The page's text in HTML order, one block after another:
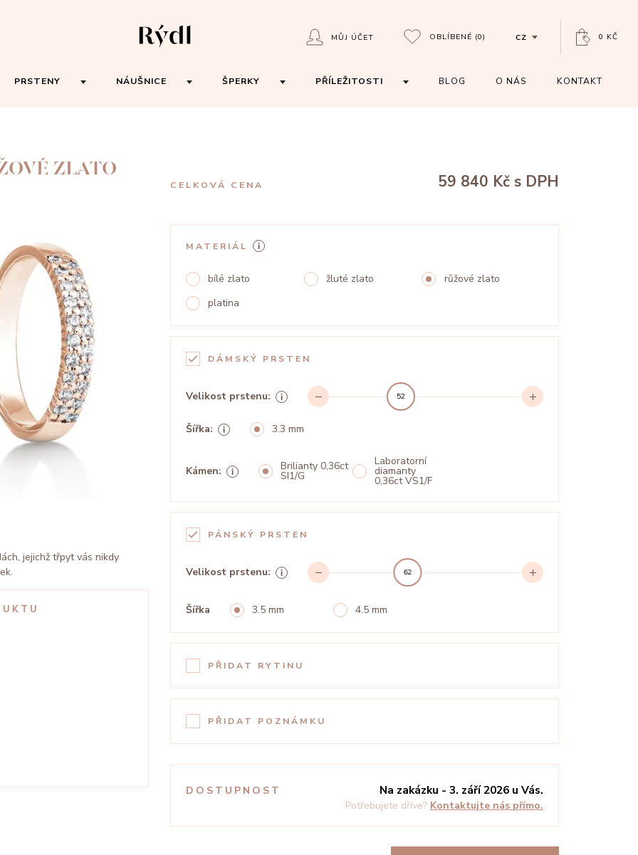
MŮJ ÚČET OBLÍBENÉ (0) CZ 0 KČ
PRSTENY NÁUŠNICE ŠPERKY PŘÍLEŽITOSTI BLOG O NÁS KONTAKT
ZLATO
jejichž třpyt vás nikdy
CELKOVÁ CENA 59 840 Kč s DPH
MATERIÁL
bílé zlato žluté zlato
růžové zlato
platina
DÁMSKÝ PRSTEN
Velikost prstenu: 52
Šířka: 3.3 mm
Kámen: Brilianty 0,36ct
SI1/G
Laboratorní
diamanty
0,36ct VS1/F
PÁNSKÝ PRSTEN
Velikost prstenu: 62
Šířka 3.5 mm 4.5 mm
PŘIDAT RYTINU
PŘIDAT POZNÁMKU
DOSTUPNOST Na zakázku - 3. září 2026 u Vás.
Potřebujete dříve? Kontaktujte nás přímo.